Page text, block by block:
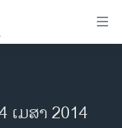
ເມສາ 2014